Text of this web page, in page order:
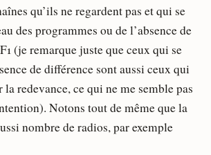
qu’ils ne regardent pas et qui se
des programmes ou de l’absence de
(je remarque juste que ceux qui se
de différence sont aussi ceux qui
redevance, ce qui ne me semble pas
Notons tout de même que la
nombre de radios, par exemple